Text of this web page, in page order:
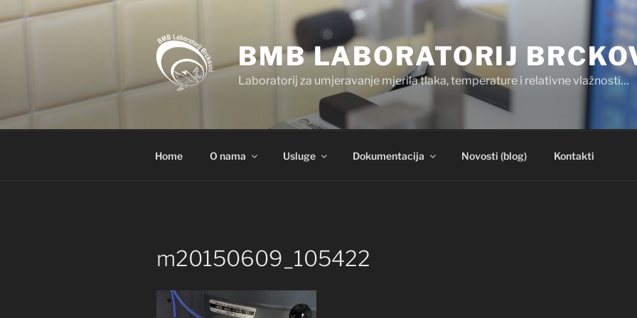
Preskoči
na
BMB LABORATORIJ
Laboratorij za umjeravanje mjerila tlaka, temperature i relativne vlažnosti…
Home O nama Usluge Dokumentacija Novosti (blog) Kontakti
m20150609_105422